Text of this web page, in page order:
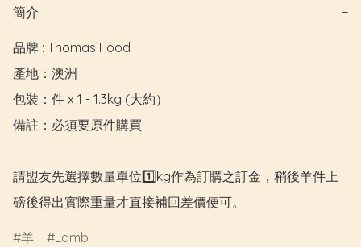
簡介 −
品牌 : Thomas Food
產地：澳洲
包裝：件 x 1 - 1.3kg (大約）
備註：必須要原件購買
請盟友先選擇數量單位1️⃣kg作為訂購之訂金，稍後羊件上
磅後得出實際重量才直接補回差價便可。
羊 Lamb